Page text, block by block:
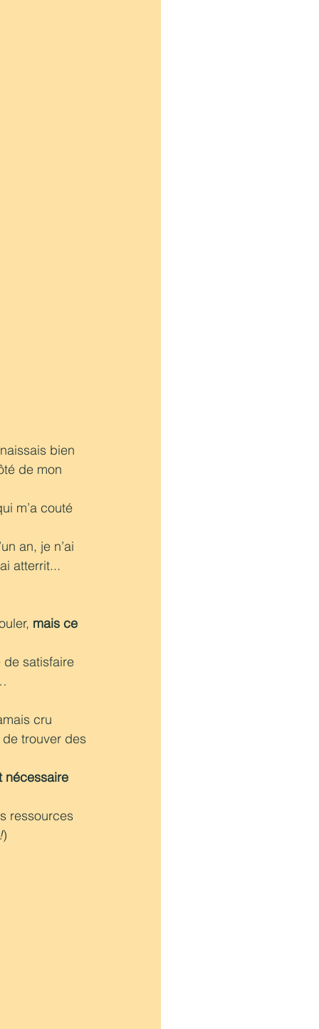
bien
de mon
m’a couté
an, je n’ai
atterrit...
mais ce
de satisfaire
cru
trouver des
nécessaire
ressources
)